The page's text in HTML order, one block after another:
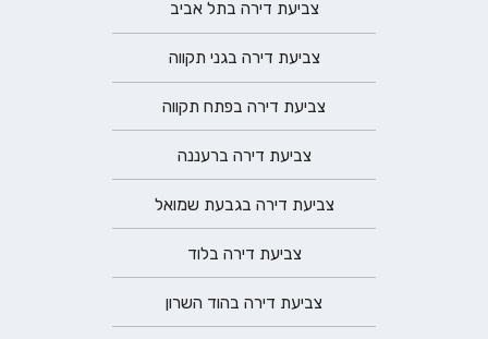
צביעת דירה בתל אביב
צביעת דירה בגני תקווה
צביעת דירה בפתח תקווה
צביעת דירה ברעננה
צביעת דירה בגבעת שמואל
צביעת דירה בלוד
צביעת דירה בהוד השרון